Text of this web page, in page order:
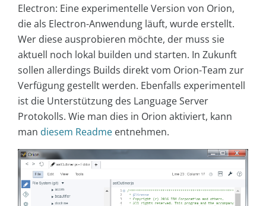
Electron: Eine experimentelle Version von Orion,
die als Electron-Anwendung läuft, wurde erstellt.
Wer diese ausprobieren möchte, der muss sie
aktuell noch lokal builden und starten. In Zukunft
sollen allerdings Builds direkt vom Orion-Team zur
Verfügung gestellt werden. Ebenfalls experimentell
ist die Unterstützung des Language Server
Protokolls. Wie man dies in Orion aktiviert, kann
man diesem Readme entnehmen.